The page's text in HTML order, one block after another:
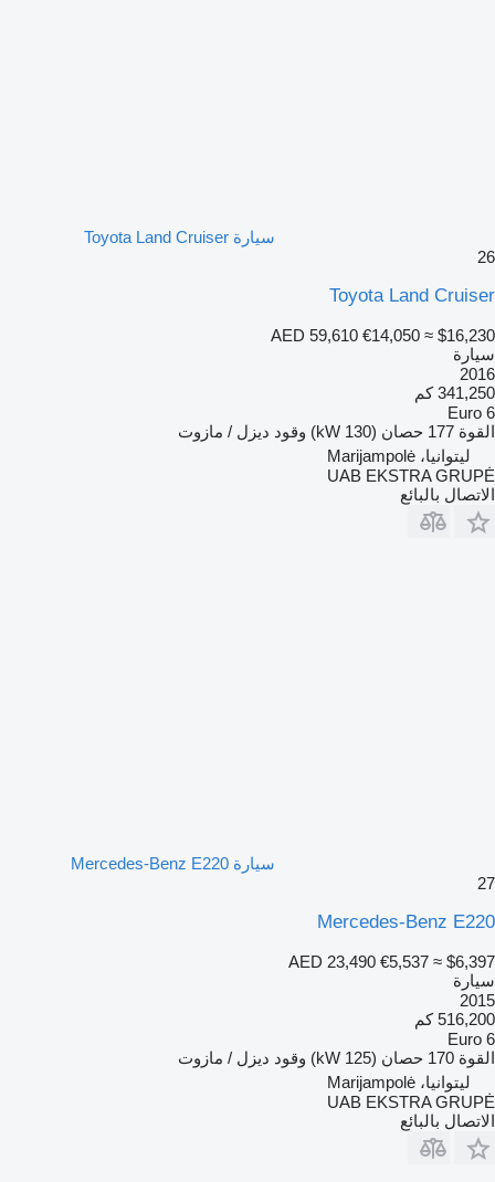
سيارة Toyota Land Cruiser
26
Toyota Land Cruiser
AED 59,610 €14,050 ≈ $16,230
سيارة
2016
341,250 كم
Euro 6
القوة 177 حصان (130 kW) وقود ديزل / مازوت
ليتوانيا، Marijampolė
UAB EKSTRA GRUPĖ
الاتصال بالبائع
سيارة Mercedes-Benz E220
27
Mercedes-Benz E220
AED 23,490 €5,537 ≈ $6,397
سيارة
2015
516,200 كم
Euro 6
القوة 170 حصان (125 kW) وقود ديزل / مازوت
ليتوانيا، Marijampolė
UAB EKSTRA GRUPĖ
الاتصال بالبائع